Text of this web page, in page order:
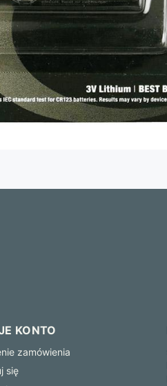
KONTO
zamówienia
się